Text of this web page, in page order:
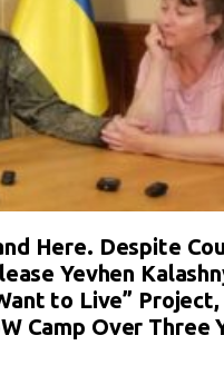
Here. Despite
Yevhen
to Live” Project,
Camp Over Three